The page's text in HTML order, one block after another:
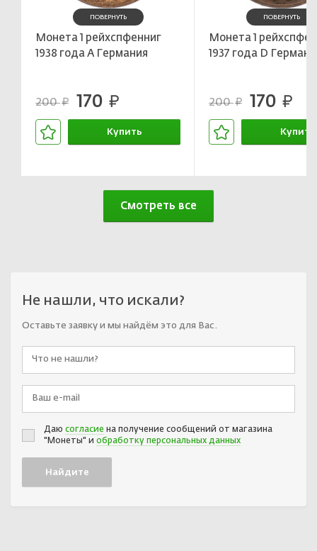
ПОВЕРНУТЬ
Монета 1 рейхспфенниг
1938 года A Германия
200руб. 170 руб.
Купить
ПОВЕРНУТЬ
Монета 1
1937 года D
200руб. 170 руб.
Купить
Смотреть все
Не нашли, что искали?
Оставьте заявку и мы найдём это для Вас.
Даю согласие на получение сообщений от магазина
"Монеты" и обработку персональных данных